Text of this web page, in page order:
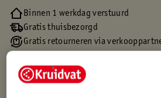
Binnen 1 werkdag verstuurd
Gratis thuisbezorgd
Gratis retourneren via